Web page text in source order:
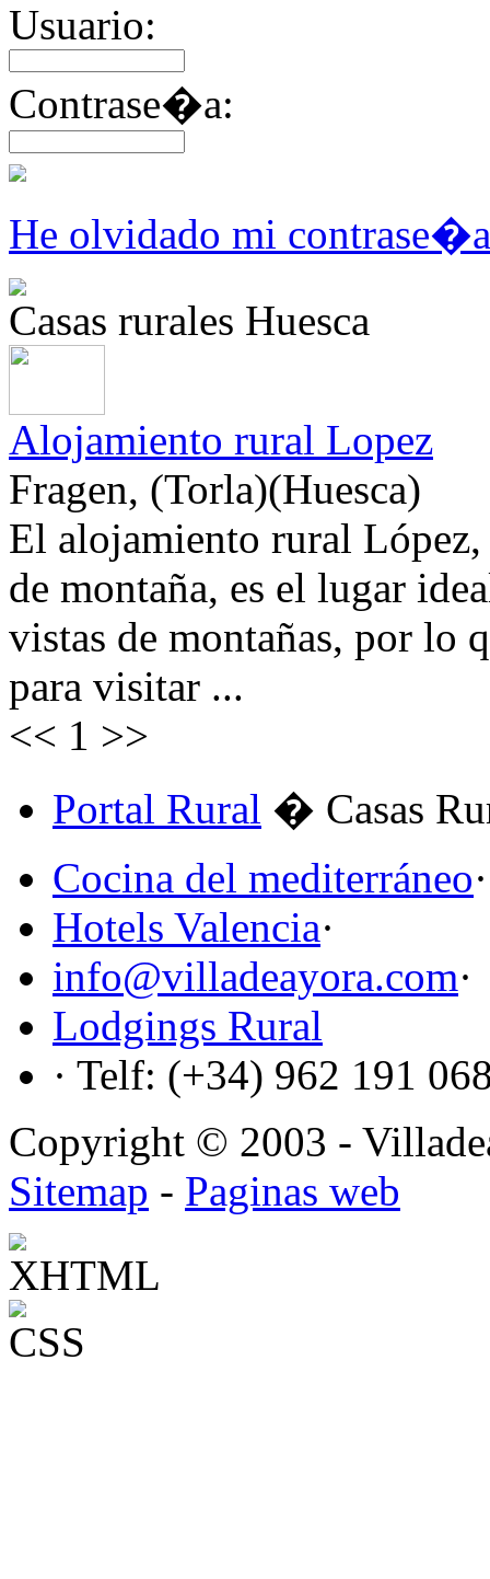
Usuario:
Contrase�a:
He olvidado mi contrase�a
Casas rurales Huesca
Alojamiento rural Lopez
Fragen, (Torla)(Huesca)
El alojamiento rural
de montaña, es el lugar
vistas de montañas, por lo
para visitar ...
<< 1 >>
Portal Rural � Casas
Cocina del mediterráneo·
Hotels Valencia·
info@villadeayora.com·
Lodgings Rural
· Telf: (+34) 962 191
Copyright © 2003 -
Sitemap - Paginas web